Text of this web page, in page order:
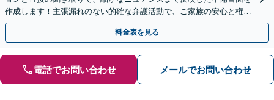
作成します！主張漏れのない的確な弁護活動で、ご家族の安心と権利
を誠実にお守りいたします【初回相談無料】
料金表を見る
電話でお問い合わせ メールでお問い合わせ